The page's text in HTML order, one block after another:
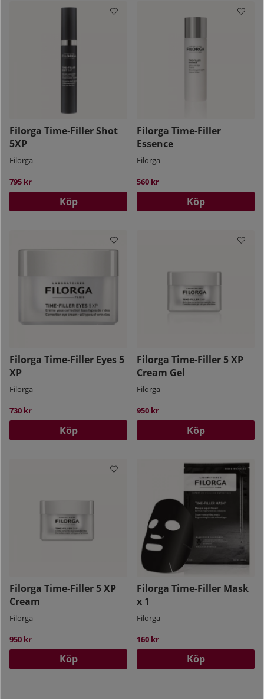
Filorga Time-Filler Shot
5XP
Filorga
795 kr
Köp
Filorga Time-Filler
Essence
Filorga
560 kr
Köp
Filorga Time-Filler Eyes 5
XP
Filorga
730 kr
Köp
Filorga Time-Filler 5 XP
Cream Gel
Filorga
950 kr
Köp
Filorga Time-Filler 5 XP
Cream
Filorga
950 kr
Köp
Filorga Time-Filler Mask
x 1
Filorga
160 kr
Köp